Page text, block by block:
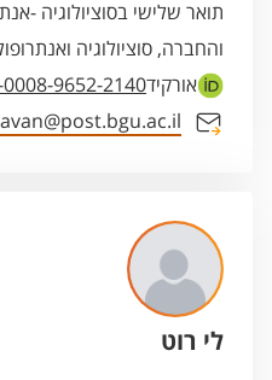
תואר שלישי בסוציולוגיה -
והחברה, סוציולוגיה
אורקיד9652-2140
לי רוט